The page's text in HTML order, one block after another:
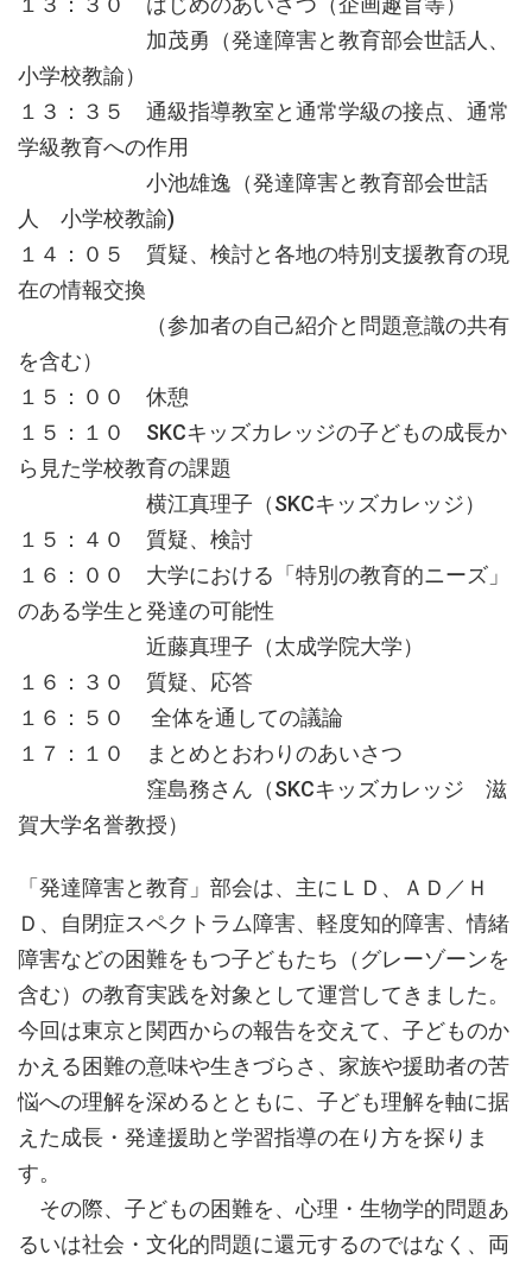
加茂勇（発達障害と教育部会世話人、
小学校教諭）
１３：３５ 通級指導教室と通常学級の接点、通常
学級教育への作用
小池雄逸（発達障害と教育部会世話
人 小学校教諭)
１４：０５ 質疑、検討と各地の特別支援教育の現
在の情報交換
（参加者の自己紹介と問題意識の共有
を含む）
１５：００ 休憩
１５：１０ SKCキッズカレッジの子どもの成長か
ら見た学校教育の課題
横江真理子（SKCキッズカレッジ）
１５：４０ 質疑、検討
１６：００ 大学における「特別の教育的ニーズ」
のある学生と発達の可能性
近藤真理子（太成学院大学）
１６：３０ 質疑、応答
１６：５０ 全体を通しての議論
１７：１０ まとめとおわりのあいさつ
窪島務さん（SKCキッズカレッジ 滋
賀大学名誉教授）
「発達障害と教育」部会は、主にＬＤ、ＡＤ／Ｈ
Ｄ、自閉症スペクトラム障害、軽度知的障害、情緒
障害などの困難をもつ子どもたち（グレーゾーンを
含む）の教育実践を対象として運営してきました。
今回は東京と関西からの報告を交えて、子どものか
かえる困難の意味や生きづらさ、家族や援助者の苦
悩への理解を深めるとともに、子ども理解を軸に据
えた成長・発達援助と学習指導の在り方を探りま
す。
その際、子どもの困難を、心理・生物学的問題あ
るいは社会・文化的問題に還元するのではなく、両